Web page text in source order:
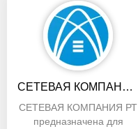
СЕТЕВАЯ КОМПАНИЯ РТ
СЕТЕВАЯ КОМПАНИЯ РТ
предназначена для